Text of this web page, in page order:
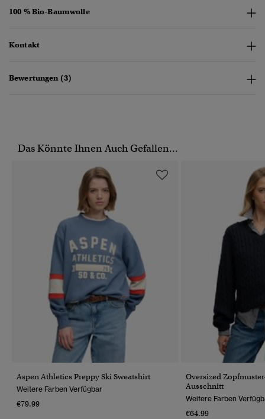
100 % Bio-Baumwolle
Kontakt
Bewertungen (3)
Das Könnte Ihnen Auch Gefallen...
Aspen Athletics Preppy Ski Sweatshirt
Weitere Farben Verfügbar
€79.99
Oversized
Ausschnitt
Weitere Farben
€64.99